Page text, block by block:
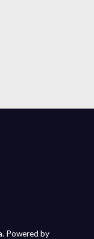
Powered by